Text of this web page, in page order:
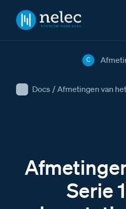
Docs / Afmetingen van het
C
Serie